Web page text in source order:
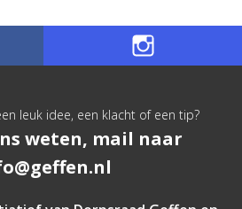
leuk idee, een klacht of een tip?
weten, mail naar